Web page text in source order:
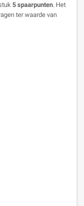
5 spaarpunten. Het
ter waarde van